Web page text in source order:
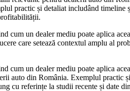
practic și detaliat includând
cum un dealer mediu poate aplica
care setează contextul amplu al
cum un dealer mediu poate aplica
auto din România. Exemplul practic
cu referințe la studii recente și date